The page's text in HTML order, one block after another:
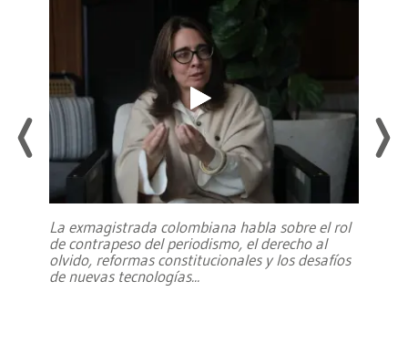
La exmagistrada colombiana habla sobre el rol
de contrapeso del periodismo, el derecho al
olvido, reformas constitucionales y los desafíos
de nuevas tecnologías...